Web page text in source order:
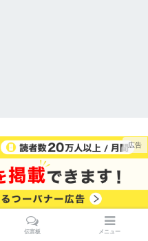
ライバシーポリシー
お問い合わせ 広告掲載
ん。 All rights reserved.
伝言板 メニュー